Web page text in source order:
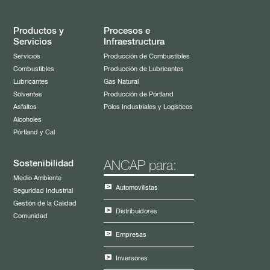
Combustibles 2019
Despachos Planta La Tablada
Gasoil Marino
Despacho de garrafas a DUCSA
Días de inventarios de productos
Ingresos netos
Cemento
Productos y
Servicios
Servicios
Combustibles
Lubricantes
Solventes
Asfaltos
Alcoholes
Pórtland y Cal
Procesos e
Infraestructura
Producción de Combustibles
Producción de Lubricantes
Gas Natural
Producción de Pórtland
Polos Industriales y Logísticos
Sostenibilidad
Medio Ambiente
Seguridad Industrial
Gestión de la Calidad
Comunidad
ANCAP para:
Automovilistas
Distribuidores
Empresas
Inversores